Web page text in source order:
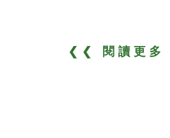
❮❮ 閱讀更